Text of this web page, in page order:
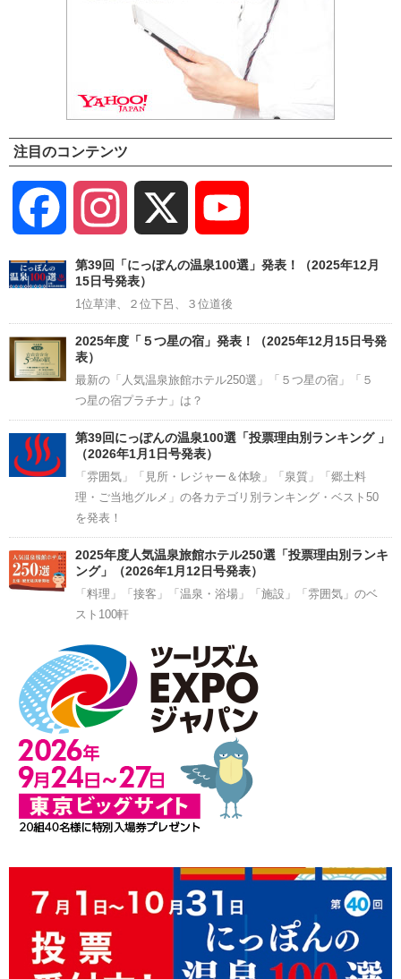
注目のコンテンツ
Facebook Instagram
Channel
第39回「にっぽんの温泉100選」発表！（2025年12月
15日号発表）
1位草津、２位下呂、３位道後
2025年度「５つ星の宿」発表！（2025年12月15日号発
表）
最新の「人気温泉旅館ホテル250選」「５つ星の宿」「５
つ星の宿プラチナ」は？
第39回にっぽんの温泉100選「投票理由別ランキング 」
（2026年1月1日号発表）
「雰囲気」「見所・レジャー＆体験」「泉質」「郷土料
理・ご当地グルメ」の各カテゴリ別ランキング・ベスト50
を発表！
2025年度人気温泉旅館ホテル250選「投票理由別ランキ
ング」（2026年1月12日号発表）
「料理」「接客」「温泉・浴場」「施設」「雰囲気」のベ
スト100軒